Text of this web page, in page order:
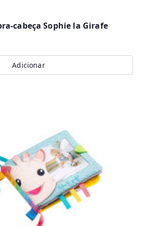
cabeça Sophie la Girafe
Adicionar